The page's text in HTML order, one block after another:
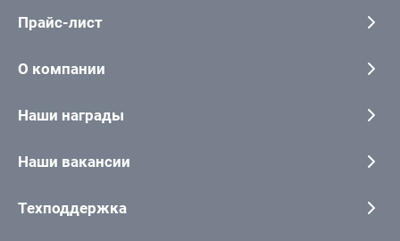
Прайс-лист
О компании
Наши награды
Наши вакансии
Техподдержка